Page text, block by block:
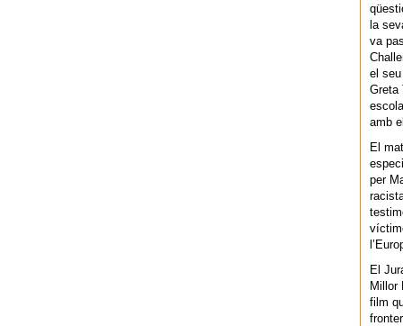
la
va
el
Greta
amb
El
per
El
Millor
film